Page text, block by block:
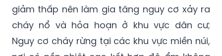
giảm thấp nên làm gia tăng nguy cơ xảy ra
cháy nổ và hỏa hoạn ở khu vực dân cư;
Nguy cơ cháy rừng tại các khu vực miền núi,